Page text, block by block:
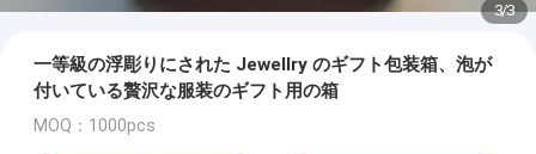
1/3
一等級の浮彫りにされた Jewellry のギフト包装箱、泡が
付いている贅沢な服装のギフト用の箱
MOQ：1000pcs